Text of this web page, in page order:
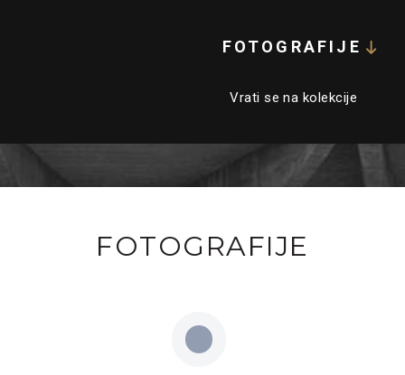
FOTOGRAFIJE
Vrati se na kolekcije
FOTOGRAFIJE